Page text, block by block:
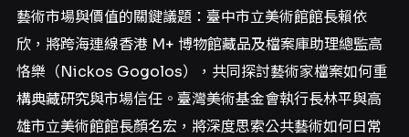
藝術市場與價值的關鍵議題：臺中市立美術館館長賴依
欣，將跨海連線香港 M+ 博物館藏品及檔案庫助理總監高
恪樂（Nickos Gogolos），共同探討藝術家檔案如何重
構典藏研究與市場信任。臺灣美術基金會執行長林平與高
雄市立美術館館長顏名宏，將深度思索公共藝術如何日常